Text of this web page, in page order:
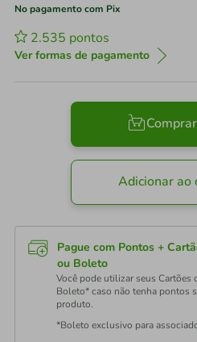
No pagamento com Pix
2.535 pontos
Ver formas de pagamento
Adicionar ao
Pague com Pontos +
ou Boleto
Você pode utilizar seus Cartões
Boleto* caso não tenha pontos
produto.
*Boleto exclusivo para